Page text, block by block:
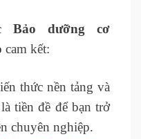
Bảo dưỡng cơ
cam kết:
thức nền tảng và
tiền đề để bạn trở
chuyên nghiệp.